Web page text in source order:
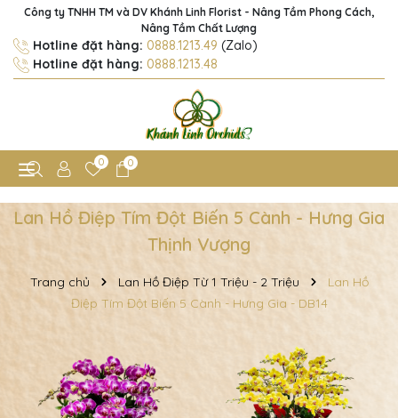
Công ty TNHH TM và DV Khánh Linh Florist - Nâng Tầm Phong Cách,
Nâng Tầm Chất Lượng
Hotline đặt hàng: 0888.1213.49 (Zalo)
Hotline đặt hàng: 0888.1213.48
0 0
Lan Hồ Điệp Tím Đột Biến 5 Cành - Hưng Gia
Thịnh Vượng
Trang chủ Lan Hồ Điệp Từ 1 Triệu - 2 Triệu
Lan Hồ
Điệp Tím Đột Biến 5 Cành - Hưng Gia - DB14